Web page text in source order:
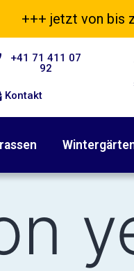
+++ jetzt von bis
+41 71 411 07
92
Kontakt